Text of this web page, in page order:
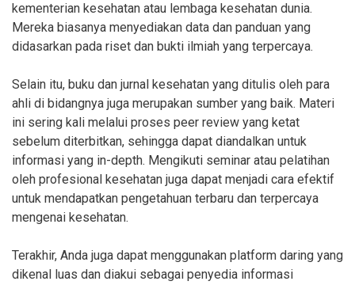
kementerian kesehatan atau lembaga kesehatan dunia.
Mereka biasanya menyediakan data dan panduan yang
didasarkan pada riset dan bukti ilmiah yang terpercaya.
Selain itu, buku dan jurnal kesehatan yang ditulis oleh para
ahli di bidangnya juga merupakan sumber yang baik. Materi
ini sering kali melalui proses peer review yang ketat
sebelum diterbitkan, sehingga dapat diandalkan untuk
informasi yang in-depth. Mengikuti seminar atau pelatihan
oleh profesional kesehatan juga dapat menjadi cara efektif
untuk mendapatkan pengetahuan terbaru dan terpercaya
mengenai kesehatan.
Terakhir, Anda juga dapat menggunakan platform daring yang
dikenal luas dan diakui sebagai penyedia informasi